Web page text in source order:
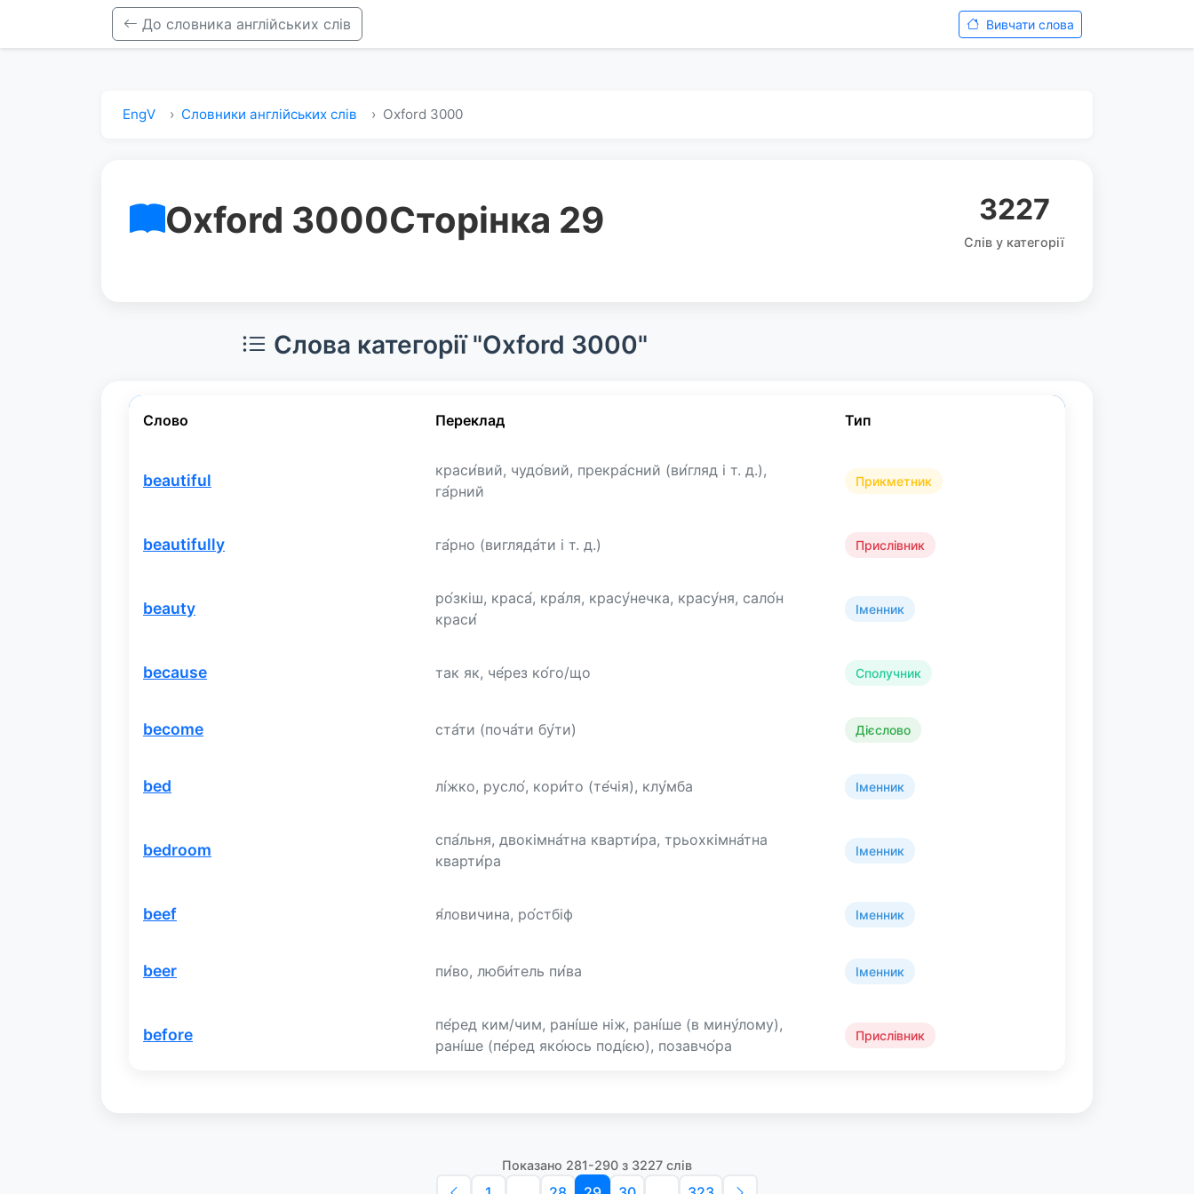
До словника англійських слів Вивчати слова
EngV Словники англійських слів Oxford 3000
Oxford 3000Сторінка 29 3227
Слів у категорії
Слова категорії "Oxford 3000"
Слово Переклад Тип
beautiful
краси́вий, чудо́вий, прекра́сний (ви́гляд і т. д.),
га́рний
Прикметник
beautifully га́рно (вигляда́ти і т. д.) Прислівник
beauty
ро́зкіш, краса́, кра́ля, красу́нечка, красу́ня, сало́н
краси́
Іменник
because так як, че́рез ко́го/що Сполучник
become ста́ти (поча́ти бу́ти) Дієслово
bed лі́жко, русло́, кори́то (те́чія), клу́мба Іменник
bedroom
спа́льня, двокімна́тна кварти́ра, трьохкімна́тна
кварти́ра
Іменник
beef я́ловичина, ро́стбіф Іменник
beer пи́во, люби́тель пи́ва Іменник
before
пе́ред ким/чим, рані́ше ніж, рані́ше (в мину́лому),
рані́ше (пе́ред яко́юсь поді́єю), позавчо́ра
Прислівник
Показано 281-290 з 3227 слів